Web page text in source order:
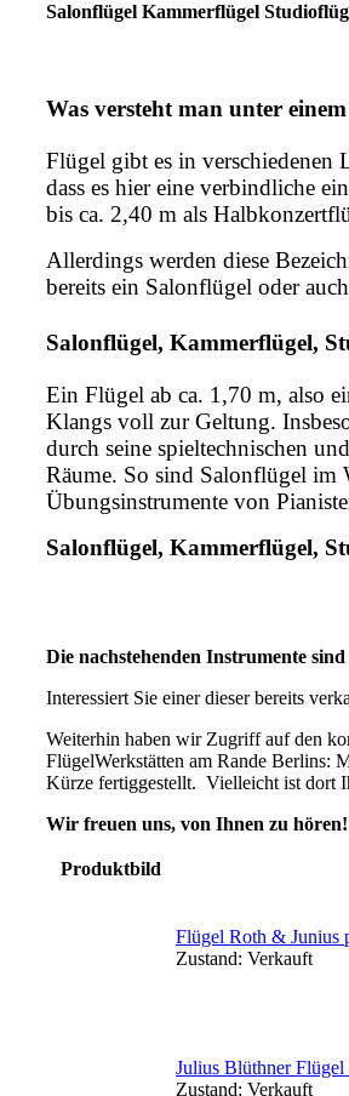
Salonflügel Kammerflügel
Was versteht man unter
Flügel gibt es in verschiedenen
dass es hier eine verbindliche
bis ca. 2,40 m als
Allerdings werden diese
bereits ein Salonflügel oder
Salonflügel, Kammerflügel,
Ein Flügel ab ca. 1,70 m, also
Klangs voll zur Geltung.
durch seine spieltechnischen
Räume. So sind Salonflügel im
Übungsinstrumente von
Salonflügel, Kammerflügel,
Die nachstehenden Instrumente
Interessiert Sie einer dieser bereits
Weiterhin haben wir Zugriff auf den
FlügelWerkstätten am Rande Berlins:
Kürze fertiggestellt. Vielleicht ist dort
Wir freuen uns, von Ihnen zu hören!
Produktbild
Flügel Roth & Junius
Zustand: Verkauft
Julius Blüthner
Zustand: Verkauft